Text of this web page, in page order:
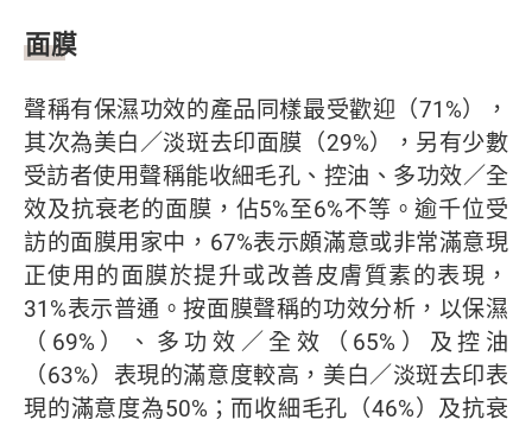
面膜
聲稱有保濕功效的產品同樣最受歡迎（71%），
其次為美白／淡斑去印面膜（29%），另有少數
受訪者使用聲稱能收細毛孔、控油、多功效／全
效及抗衰老的面膜，佔5%至6%不等。逾千位受
訪的面膜用家中，67%表示頗滿意或非常滿意現
正使用的面膜於提升或改善皮膚質素的表現，
31%表示普通。按面膜聲稱的功效分析，以保濕
（69%）、多功效／全效（65%）及控油
（63%）表現的滿意度較高，美白／淡斑去印表
現的滿意度為50%；而收細毛孔（46%）及抗衰